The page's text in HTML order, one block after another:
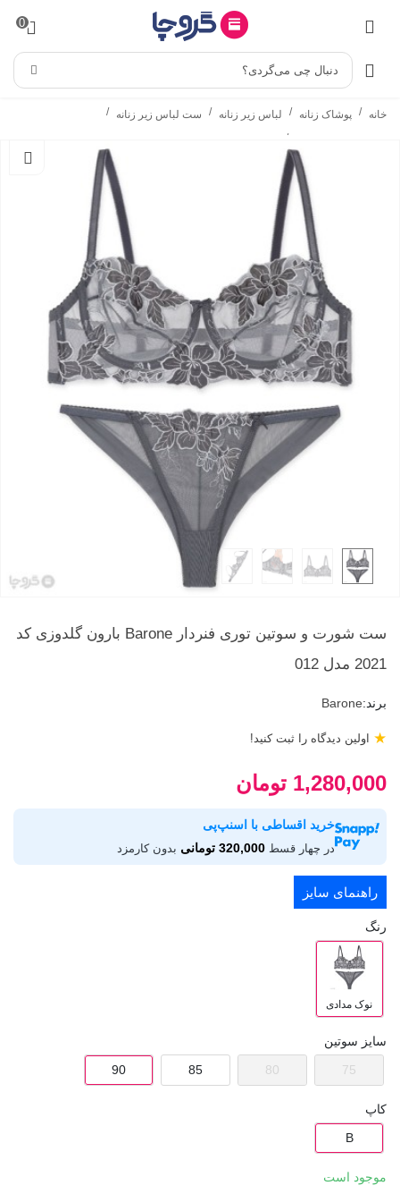
0
دنبال چی می‌گردی؟
خانه / پوشاک زنانه / لباس زیر زنانه / ست لباس زیر زنانه /
/
ست شورت و سوتین توری فنردار Barone بارون گلدوزی کد
2021 مدل 012
برند:Barone
اولین دیدگاه را ثبت کنید! ★
1,280,000 تومان
خرید اقساطی با اسنپ‌پی
در چهار قسط 320,000 تومانی بدون کارمزد
راهنمای سایز
رنگ
نوک مدادی
سایز سوتین
75
80
85
90
کاپ
B
موجود است